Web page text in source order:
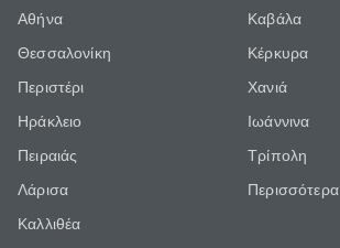
Αθήνα
Θεσσαλονίκη
Περιστέρι
Ηράκλειο
Πειραιάς
Λάρισα
Καλλιθέα
Καβάλα
Κέρκυρα
Χανιά
Ιωάννινα
Τρίπολη
Περισσότερα